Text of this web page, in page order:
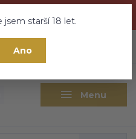
vše a ještě mnohem víc
jsem starší 18 let.
Ano
Menu
CZK